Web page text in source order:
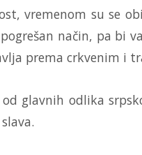
vremenom su se
način, pa bi
prema crkvenim i
od glavnih odlika